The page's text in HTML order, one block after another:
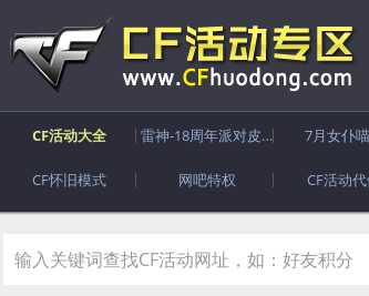
CF活动大全 雷神-18周年派对皮肤 7月女仆
CF怀旧模式 网吧特权 CF活动